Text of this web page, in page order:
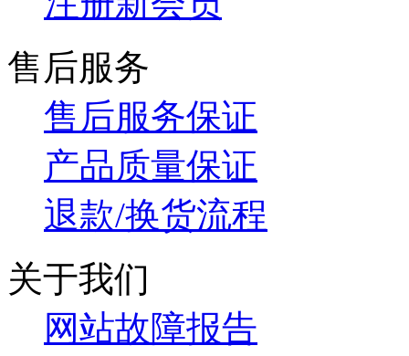
售后服务
售后服务保证
产品质量保证
退款/换货流程
关于我们
网站故障报告